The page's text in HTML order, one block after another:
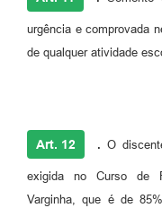
urgência e comprovada
de qualquer atividade
Art. 12 . O
exigida no Curso de
Varginha, que é de